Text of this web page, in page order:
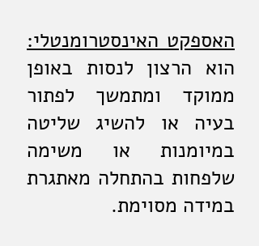
האספקט האינסטרומנטלי:
הוא הרצון לנסות באופן
ממוקד ומתמשך לפתור
בעיה או להשיג שליטה
במיומנות או משימה
שלפחות בהתחלה מאתגרת
במידה מסוימת.